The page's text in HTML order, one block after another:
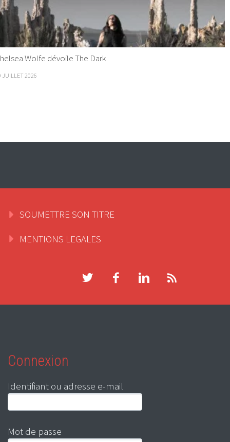
Wolfe dévoile The Dark
JUILLET 2026
SOUMETTRE SON TITRE
MENTIONS LEGALES
Connexion
Identifiant ou adresse e-mail
Mot de passe